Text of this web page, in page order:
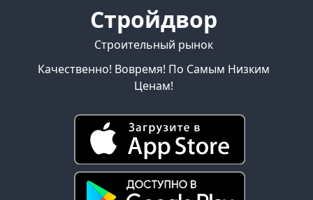
Стройдвор
Строительный рынок
Качественно! Вовремя! По Самым Низким
Ценам!